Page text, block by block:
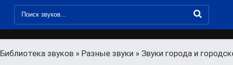
Библиотека звуков » Разные звуки » Звуки города и